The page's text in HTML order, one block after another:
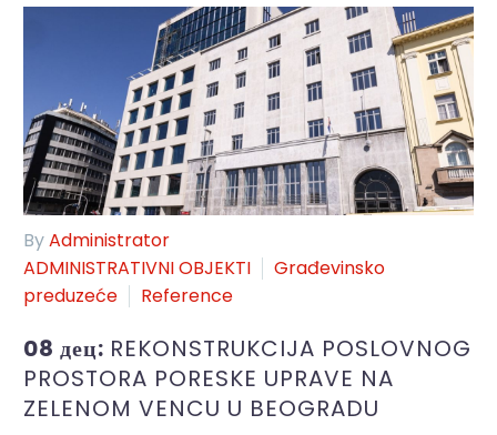
ByAdministrator
ADMINISTRATIVNI OBJEKTI
Građevinsko
preduzeće
Reference
08 дец: REKONSTRUKCIJA POSLOVNOG
PROSTORA PORESKE UPRAVE NA
ZELENOM VENCU U BEOGRADU